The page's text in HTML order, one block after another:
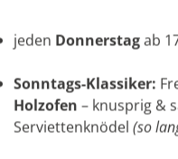
jeden Donnerstagab
Sonntags-Klassiker:
Holzofen – knusprig &
Serviettenknödel (so